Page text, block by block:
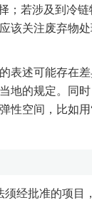
；若涉及到冷
该关注废弃物
表述可能存在
地的规定。同
性空间，比如
经批准的项目